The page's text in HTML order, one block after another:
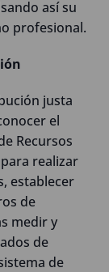
así su
profesional.
justa
el
Recursos
realizar
establecer
de
medir y
de
de